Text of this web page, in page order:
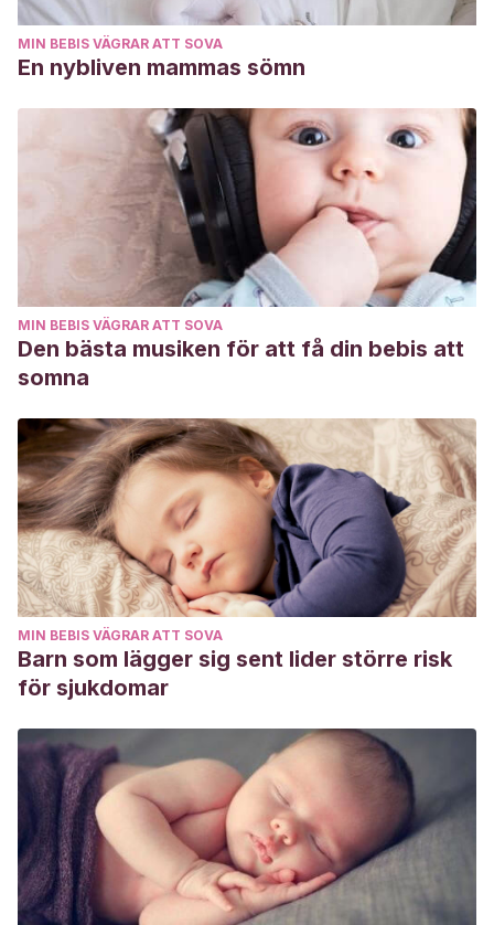
MIN BEBIS VÄGRAR ATT SOVA
En nybliven mammas sömn
MIN BEBIS VÄGRAR ATT SOVA
Den bästa musiken för att få din bebis att
somna
MIN BEBIS VÄGRAR ATT SOVA
Barn som lägger sig sent lider större risk
för sjukdomar